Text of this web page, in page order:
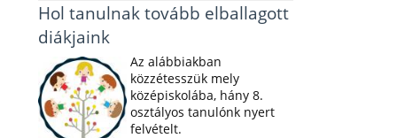
Hol tanulnak tovább elballagott
diákjaink
Az alábbiakban
közzétesszük mely
középiskolába, hány 8.
osztályos tanulónk nyert
felvételt.